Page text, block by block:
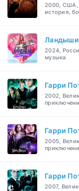
2000, США,
история,
2024,
музыка
Гарри
2002,
Гарри
2005,
Гарри
2007,